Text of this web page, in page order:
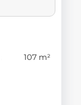
107 m²